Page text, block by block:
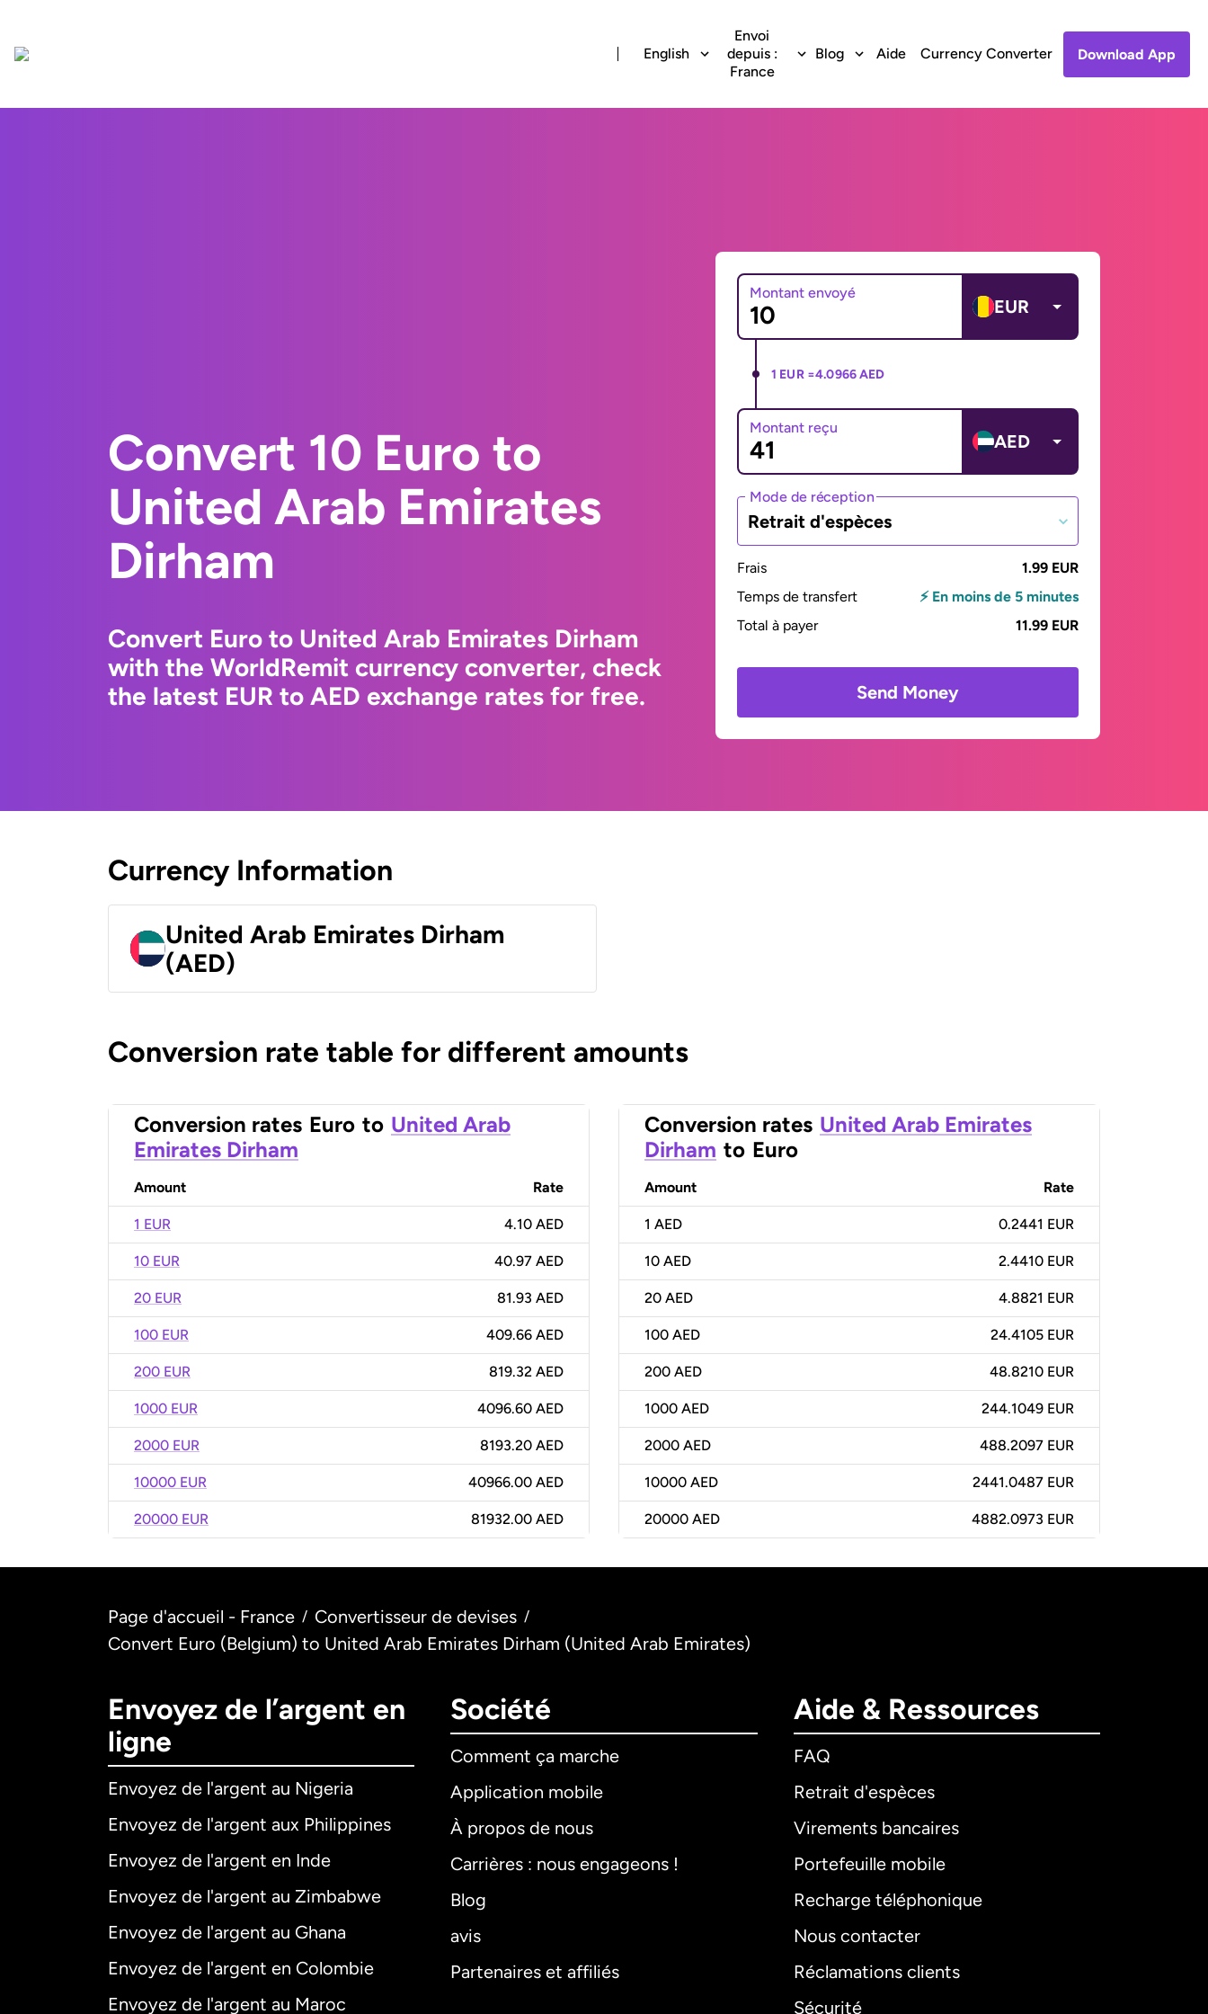
English
Envoi
depuis :
France
Blog Aide Currency Converter Download App
Convert 10 Euro to
United Arab Emirates
Dirham
Convert Euro to United Arab Emirates Dirham
with the WorldRemit currency converter, check
the latest EUR to AED exchange rates for free.
Montant envoyé
EUR
1 EUR =4.0966 AED
Montant reçu
AED
Mode de réception
Retrait d'espèces
Frais
1.99 EUR
Temps de transfert
⚡ En moins de 5 minutes
Total à payer
11.99 EUR
Send Money
Currency Information
United Arab Emirates Dirham
(AED)
Conversion rate table for different amounts
Conversion rates Euro to United Arab
Emirates Dirham
Amount Rate
1 EUR 4.10 AED
10 EUR 40.97 AED
20 EUR 81.93 AED
100 EUR 409.66 AED
200 EUR 819.32 AED
1000 EUR 4096.60 AED
2000 EUR 8193.20 AED
10000 EUR 40966.00 AED
20000 EUR 81932.00 AED
Conversion rates United Arab Emirates
Dirham to Euro
Amount Rate
1 AED 0.2441 EUR
10 AED 2.4410 EUR
20 AED 4.8821 EUR
100 AED 24.4105 EUR
200 AED 48.8210 EUR
1000 AED 244.1049 EUR
2000 AED 488.2097 EUR
10000 AED 2441.0487 EUR
20000 AED 4882.0973 EUR
Page d'accueil - France / Convertisseur de devises /
Convert Euro (Belgium) to United Arab Emirates Dirham (United Arab Emirates)
Envoyez de l’argent en
ligne
Envoyez de l'argent au Nigeria
Envoyez de l'argent aux Philippines
Envoyez de l'argent en Inde
Envoyez de l'argent au Zimbabwe
Envoyez de l'argent au Ghana
Envoyez de l'argent en Colombie
Envoyez de l'argent au Maroc
Société
Comment ça marche
Application mobile
À propos de nous
Carrières : nous engageons !
Blog
avis
Partenaires et affiliés
Aide & Ressources
FAQ
Retrait d'espèces
Virements bancaires
Portefeuille mobile
Recharge téléphonique
Nous contacter
Réclamations clients
Sécurité